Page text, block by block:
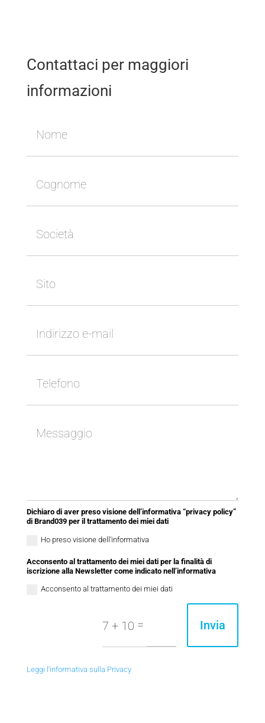
Contattaci per maggiori
informazioni
Dichiaro di aver preso visione dell’informativa “privacy policy”
di Brand039 per il trattamento dei miei dati
Ho preso visione dell'informativa
Acconsento al trattamento dei miei dati per la finalità di
iscrizione alla Newsletter come indicato nell’informativa
Acconsento al trattamento dei miei dati
7 + 10 = Invia
Leggi l'informativa sulla Privacy